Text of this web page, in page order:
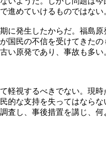
進めていけるものではない
発生したからだ。福島
国民の不信を受けてきた
い原発であり、事故も多
軽視するべきでない。現
的な支持を失ってはなら
し、事後措置を講じ、